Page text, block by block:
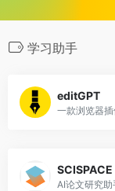
学习助手
editGPT
SCISPACE